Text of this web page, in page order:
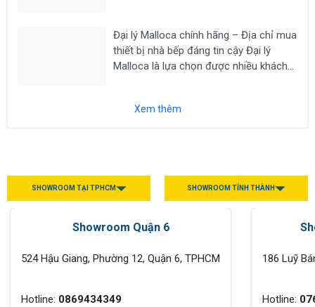
máy hút mùi, lò nướng, lò vi sóng, máy...
Đại lý Malloca chính hãng – Địa chỉ mua
thiết bị nhà bếp đáng tin cậy Đại lý
Malloca là lựa chọn được nhiều khách
máy hút...
Xem thêm
SHOWROOM TẠI TPHCM SHOWROOM TỈNH THÀNH
Showroom Quận 6
524 Hậu Giang, Phường 12, Quận 6, TPHCM
Hotline: 0869434349
186 Luỹ
Hotline: